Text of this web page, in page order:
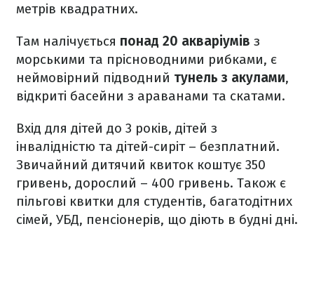
метрів квадратних.
Там налічується понад 20 акваріумів з
морськими та прісноводними рибками, є
неймовірний підводний тунель з акулами,
відкриті басейни з араванами та скатами.
Вхід для дітей до 3 років, дітей з
інвалідністю та дітей-сиріт – безплатний.
Звичайний дитячий квиток коштує 350
гривень, дорослий – 400 гривень. Також є
пільгові квитки для студентів, багатодітних
сімей, УБД, пенсіонерів, що діють в будні дні.